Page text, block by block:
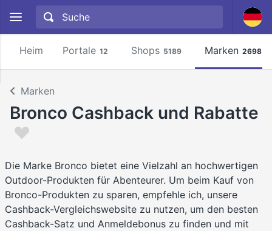
Heim Portale 12 Shops 5189 Marken 2698
Marken
Bronco Cashback und Rabatte
Die Marke Bronco bietet eine Vielzahl an hochwertigen
Outdoor-Produkten für Abenteurer. Um beim Kauf von
Bronco-Produkten zu sparen, empfehle ich, unsere
Cashback-Vergleichswebsite zu nutzen, um den besten
Cashback-Satz und Anmeldebonus zu finden und mit